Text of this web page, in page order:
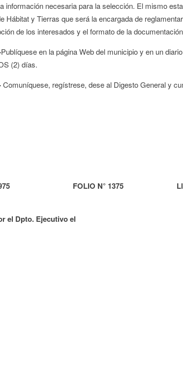
información necesaria para la selección. El mismo
Hábitat y Tierras que será la encargada de
de los interesados y el formato de la
Publíquese en la página Web del municipio y en un
(2) días.
Comuníquese, regístrese, dese al Digesto General y
N° 975 FOLIO N° 1375
el Dpto. Ejecutivo el